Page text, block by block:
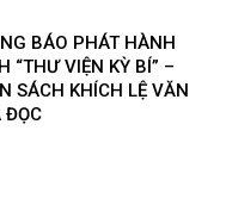
BÁO PHÁT HÀNH
“THƯ VIỆN KỲ BÍ” –
SÁCH KHÍCH LỆ VĂN
ĐỌC